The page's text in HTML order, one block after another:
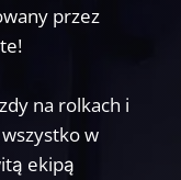
przez
na rolkach i
w
ekipą